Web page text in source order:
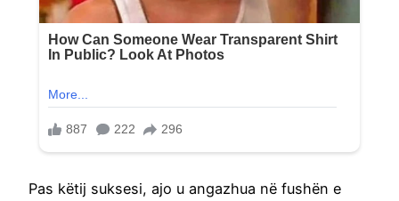
Pas këtij suksesi, ajo u angazhua në fushën e